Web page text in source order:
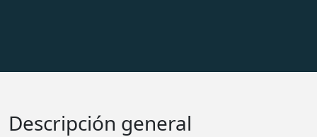
Descripción general